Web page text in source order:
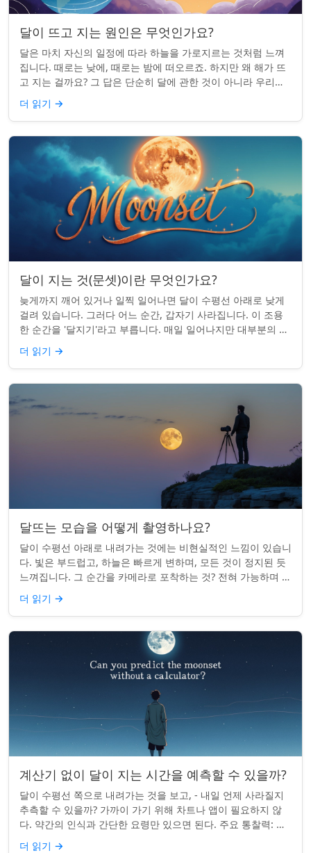
달이 뜨고 지는 원인은 무엇인가요?
달은 마치 자신의 일정에 따라 하늘을 가로지르는 것처럼 느껴
집니다. 때로는 낮에, 때로는 밤에 떠오르죠. 하지만 왜 해가 뜨
고 지는 걸까요? 그 답은 단순히 달에 관한 것이 아니라 우리에
관한 것입니다. 핵심 통찰:...
더 읽기 →
달이 지는 것(문셋)이란 무엇인가요?
늦게까지 깨어 있거나 일찍 일어나면 달이 수평선 아래로 낮게
걸려 있습니다. 그러다 어느 순간, 갑자기 사라집니다. 이 조용
한 순간을 '달지기'라고 부릅니다. 매일 일어나지만 대부분의 사
람들은 놓치곤 합니다. 핵심 ...
더 읽기 →
달뜨는 모습을 어떻게 촬영하나요?
달이 수평선 아래로 내려가는 것에는 비현실적인 느낌이 있습니
다. 빛은 부드럽고, 하늘은 빠르게 변하며, 모든 것이 정지된 듯
느껴집니다. 그 순간을 카메라로 포착하는 것? 전혀 가능하며 가
치가 있습니다. 간단한 팁:...
더 읽기 →
계산기 없이 달이 지는 시간을 예측할 수 있을까?
달이 수평선 쪽으로 내려가는 것을 보고, - 내일 언제 사라질지
추측할 수 있을까? 가까이 가기 위해 차트나 앱이 필요하지 않
다. 약간의 인식과 간단한 요령만 있으면 된다. 주요 통찰력: 오
늘의 달 뜨는 시간을 알고...
더 읽기 →